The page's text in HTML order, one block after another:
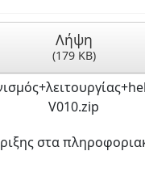
Λήψη
(179 KB)
V010.zip
στα